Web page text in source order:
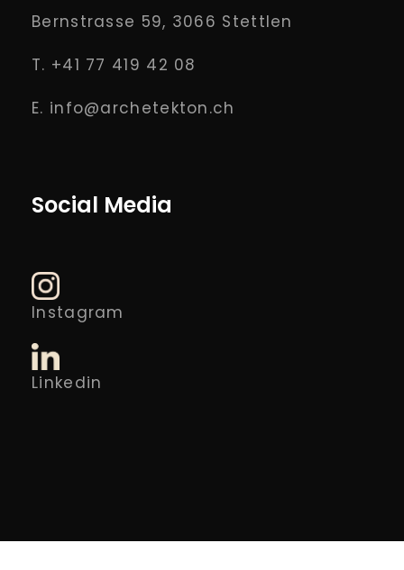
Bernstrasse 59, 3066 Stettlen
T. +41 77 419 42 08
E. info@archetekton.ch
Social Media
Instagram
Linkedin